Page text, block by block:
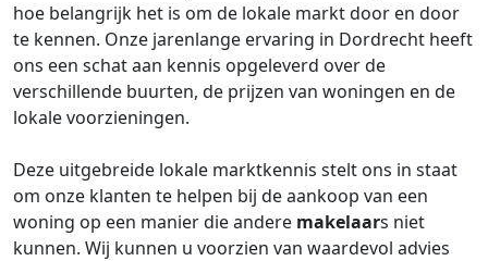
hoe belangrijk het is om de lokale markt door en door
te kennen. Onze jarenlange ervaring in Dordrecht heeft
ons een schat aan kennis opgeleverd over de
verschillende buurten, de prijzen van woningen en de
lokale voorzieningen.
Deze uitgebreide lokale marktkennis stelt ons in staat
om onze klanten te helpen bij de aankoop van een
woning op een manier die andere makelaars niet
kunnen. Wij kunnen u voorzien van waardevol advies